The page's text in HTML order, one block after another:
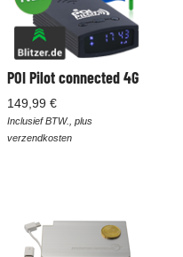
POI Pilot connected 4G
149,99 €
Inclusief BTW., plus
verzendkosten